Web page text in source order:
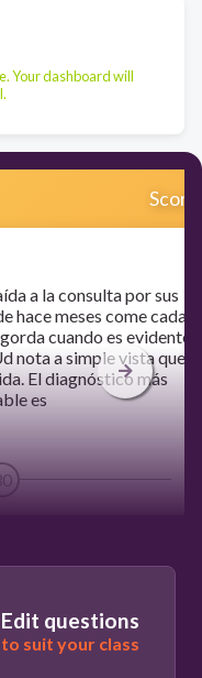
Your dashboard will
Score
a la consulta por sus
hace meses come cada
cuando es evidente
nota a simple vista que
El diagnóstico más
es
de atracón
Edit questions
to suit your class